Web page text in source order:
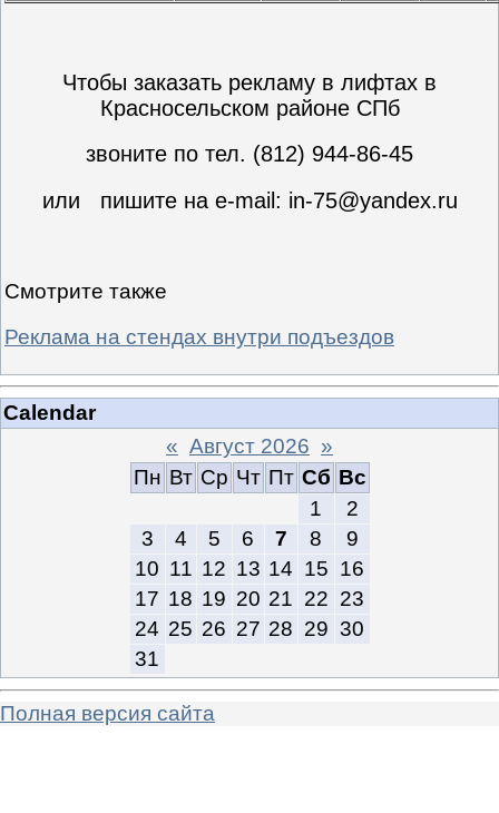
Чтобы заказать рекламу в лифтах в
Красносельском районе СПб
звоните по тел. (812) 944-86-45
или пишите на e-mail: in-75@yandex.ru
Смотрите также
Реклама на стендах внутри подъездов
Calendar
« Август 2026 »
Пн Вт Ср Чт Пт Сб Вс
1
2
3
4 5 6 7 8
9
10 11 12 13 14 15 16
17 18 19 20 21 22 23
24 25 26 27 28 29 30
31
Полная версия сайта